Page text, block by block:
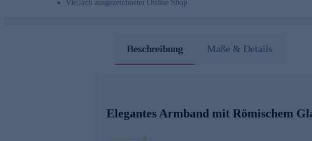
Vielfach ausgezeichneter Online Shop
Beschreibung Maße & Details
Elegantes Armband mit Römischem